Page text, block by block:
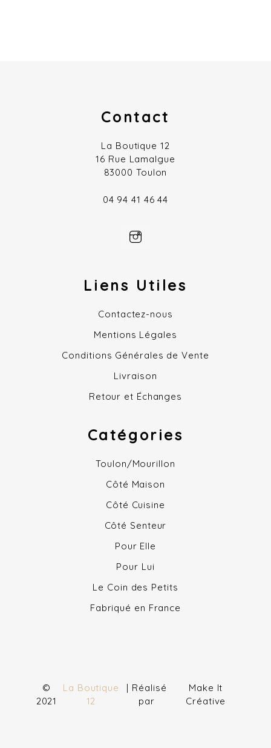
Contact
La Boutique 12
16 Rue Lamalgue
83000 Toulon
04 94 41 46 44
Liens Utiles
Contactez-nous
Mentions Légales
Conditions Générales de Vente
Livraison
Retour et Échanges
Catégories
Toulon/Mourillon
Côté Maison
Côté Cuisine
Côté Senteur
Pour Elle
Pour Lui
Le Coin des Petits
Fabriqué en France
©
2021
La Boutique
12
| Réalisé
par
Make It
Créative